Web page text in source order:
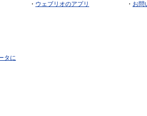
タに
・ ウェブリオのアプリ
・ お問